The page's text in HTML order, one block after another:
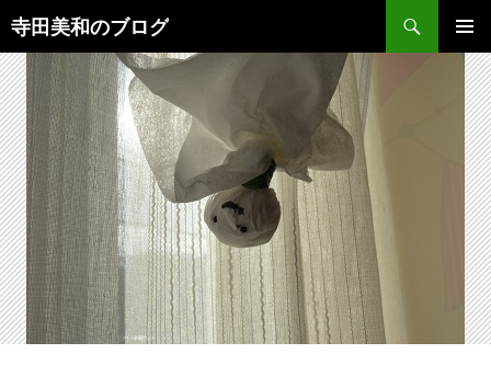
寺田美和のブログ
検
索
メインメ
ニュー
ン
テ
ン
ツ
へ
移
動